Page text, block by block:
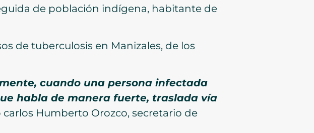
de población indígena, habitante de
de tuberculosis en Manizales, de los
cuando una persona infectada
habla de manera fuerte, traslada vía
carlos Humberto Orozco, secretario de